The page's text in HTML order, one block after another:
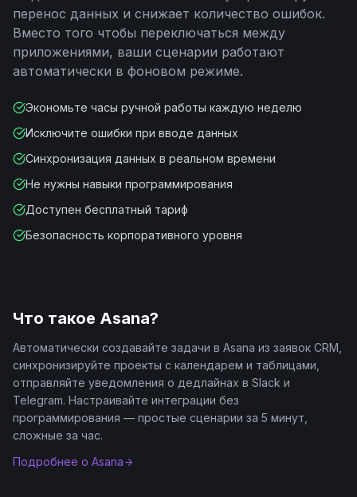
перенос данных и снижает количество ошибок.
Вместо того чтобы переключаться между
приложениями, ваши сценарии работают
автоматически в фоновом режиме.
Экономьте часы ручной работы каждую неделю
Исключите ошибки при вводе данных
Синхронизация данных в реальном времени
Не нужны навыки программирования
Доступен бесплатный тариф
Безопасность корпоративного уровня
Что такое Asana?
Автоматически создавайте задачи в Asana из заявок CRM,
синхронизируйте проекты с календарем и таблицами,
отправляйте уведомления о дедлайнах в Slack и
Telegram. Настраивайте интеграции без
программирования — простые сценарии за 5 минут,
сложные за час.
Подробнее о Asana